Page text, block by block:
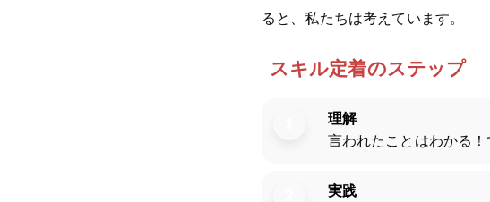
ると、私たちは考えています。
スキル定着のステップ
理解
言われたことはわかる！
実践